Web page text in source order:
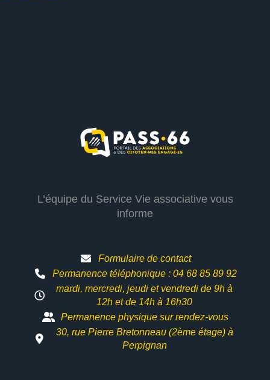
L’équipe du Service Vie associative vous
informe
Formulaire de contact
Permanence téléphonique : 04 68 85 89 92
mardi, mercredi, jeudi et vendredi de 9h à
12h etde 14h à 16h30
Permanence physique sur rendez-vous
30, rue Pierre Bretonneau (2ème étage) à
Perpignan